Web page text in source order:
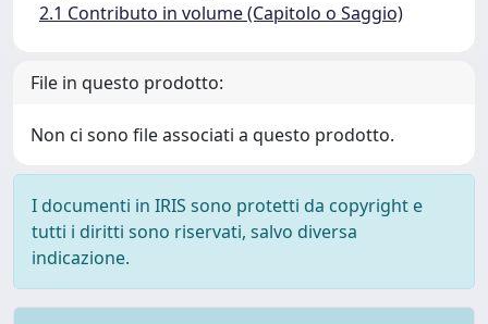
2.1 Contributo in volume (Capitolo o Saggio)
File in questo prodotto:
Non ci sono file associati a questo prodotto.
I documenti in IRIS sono protetti da copyright e
tutti i diritti sono riservati, salvo diversa
indicazione.